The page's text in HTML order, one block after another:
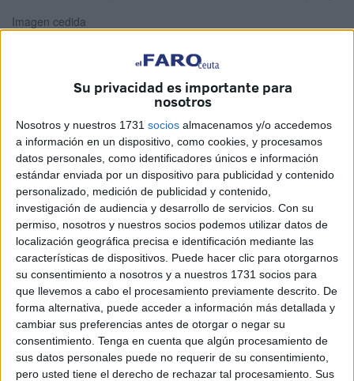
Su privacidad es importante para
nosotros
Nosotros y nuestros 1731 socios almacenamos y/o accedemos
a información en un dispositivo, como cookies, y procesamos
datos personales, como identificadores únicos e información
estándar enviada por un dispositivo para publicidad y contenido
personalizado, medición de publicidad y contenido,
investigación de audiencia y desarrollo de servicios. Con su
permiso, nosotros y nuestros socios podemos utilizar datos de
localización geográfica precisa e identificación mediante las
características de dispositivos. Puede hacer clic para otorgarnos
su consentimiento a nosotros y a nuestros 1731 socios para
que llevemos a cabo el procesamiento previamente descrito. De
forma alternativa, puede acceder a información más detallada y
cambiar sus preferencias antes de otorgar o negar su
consentimiento. Tenga en cuenta que algún procesamiento de
sus datos personales puede no requerir de su consentimiento,
pero usted tiene el derecho de rechazar tal procesamiento. Sus
Imagen cedida
El presidente del Gobierno, Pedro Sánchez, culminaba
este viernes su ronda con los distintos líderes
autonómicos, entre ellos los dirigentes de Ceuta y Melilla,
Juan Vivas y Juan José Imbroda. Ambos mandatarios
pudieron trasladar los asuntos que requieren de una
intervención más urgente por parte del Estado.
No son momentos de comportamientos pueriles, sino de
evidenciar que uno es presidente de su ciudad antes que
representante político de un partido.
Y eso siempre lo ha tenido claro Juan Vivas, quien no
dudó ayer, en respuesta a varios medios de comunicación,
en dejar claro que siendo presidente de todos los ceutíes
debe defender lo que considera mejor para esta tierra y, en